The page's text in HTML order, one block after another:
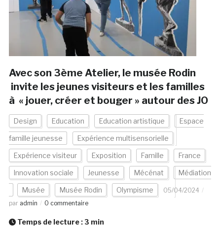
Avec son 3ème Atelier, le musée Rodin
invite les jeunes visiteurs et les familles
à « jouer, créer et bouger » autour des JO
Design Education Education artistique Espace
famille jeunesse Expérience multisensorielle
Expérience visiteur Exposition Famille France
Innovation sociale Jeunesse Mécénat Médiation
Musée Musée Rodin Olympisme
05/04/2024
par admin 0 commentaire
Temps de lecture : 3 min